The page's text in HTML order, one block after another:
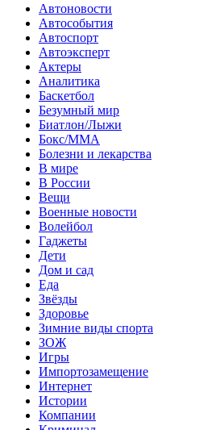
Автоновости
Автособытия
Автоспорт
Автоэксперт
Актеры
Аналитика
Баскетбол
Безумный мир
Биатлон/Лыжи
Бокс/MMA
Болезни и лекарства
В мире
В России
Вещи
Военные новости
Волейбол
Гаджеты
Дети
Дом и сад
Еда
Звёзды
Здоровье
Зимние виды спорта
ЗОЖ
Игры
Импортозамещение
Интернет
Истории
Компании